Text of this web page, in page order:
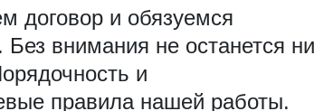
ремонта уборка коттеджей
ремонта
договор и обязуемся
внимания не останется ни
и
правила нашей работы.